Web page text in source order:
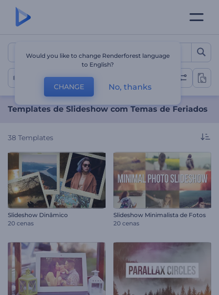
Templates de Slideshow
Slideshow de Férias
Templates de Slideshow com Temas de Feriados
38 Templates
Slideshow Dinâmico
20 cenas
Slideshow Minimalista de Fotos
20 cenas
Would you like to change Renderforest language
to English?
CHANGE No, thanks